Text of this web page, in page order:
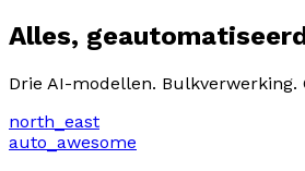
Alles,
Drie AI-modellen.
north_east
auto_awesome